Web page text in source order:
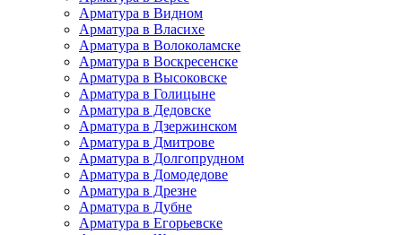
Арматура в Видном
Арматура в Власихе
Арматура в Волоколамске
Арматура в Воскресенске
Арматура в Высоковске
Арматура в Голицыне
Арматура в Дедовске
Арматура в Дзержинском
Арматура в Дмитрове
Арматура в Долгопрудном
Арматура в Домодедове
Арматура в Дрезне
Арматура в Дубне
Арматура в Егорьевске